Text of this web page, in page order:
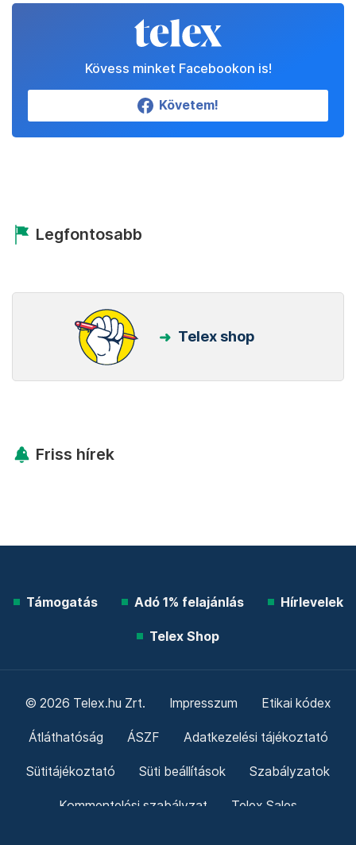
Kövess minket Facebookon is!
Követem!
Legfontosabb
Telex shop
Friss hírek
Támogatás Adó 1% felajánlás Hírlevelek
Telex Shop
© 2026 Telex.hu Zrt. Impresszum Etikai kódex
Átláthatóság ÁSZF Adatkezelési tájékoztató
Sütitájékoztató Süti beállítások Szabályzatok
Kommentelési szabályzat Telex Sales